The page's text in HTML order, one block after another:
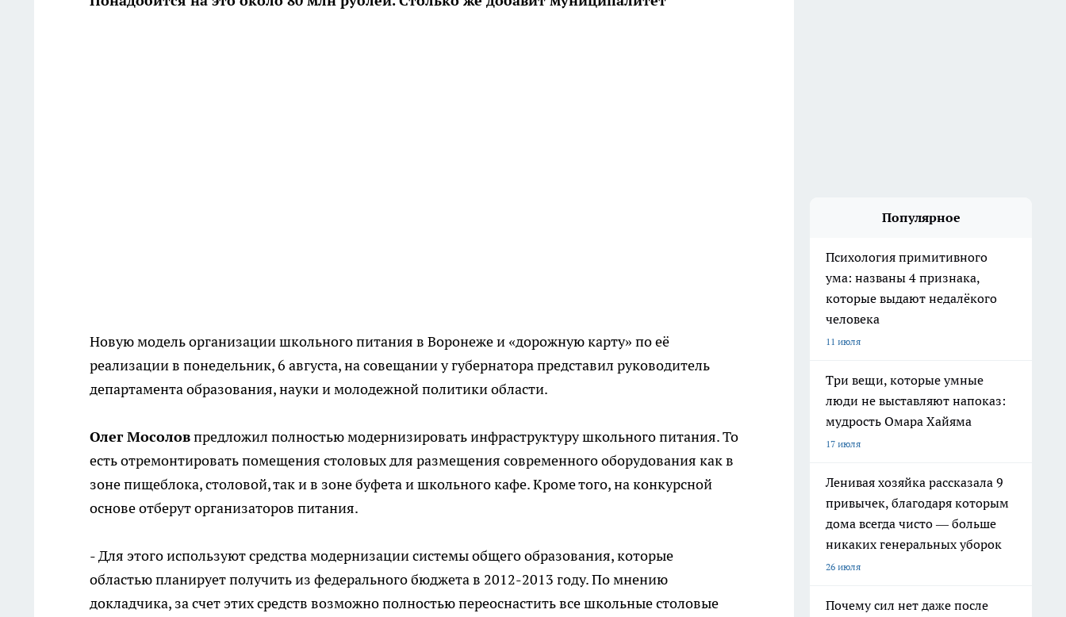
Новую модель организации школьного питания в Воронеже и «дорожную карту» по её
реализации в понедельник, 6 августа, на совещании у губернатора представил руководитель
департамента образования, науки и молодежной политики области.
Олег Мосоловпредложил полностью модернизировать инфраструктуру школьного питания. То
есть отремонтировать помещения столовых для размещения современного оборудования как в
зоне пищеблока, столовой, так и в зоне буфета и школьного кафе. Кроме того, на конкурсной
основе отберут организаторов питания.
- Для этого используют средства модернизации системы общего образования, которые
областью планирует получить из федерального бюджета в 2012-2013 году. По мнению
докладчика, за счет этих средств возможно полностью переоснастить все школьные столовые
Популярное
Психология примитивного
ума: названы 4 признака,
которые выдают недалёкого
человека
11 июля
Три вещи, которые умные
люди не выставляют напоказ:
мудрость Омара Хайяма
17 июля
Ленивая хозяйка рассказала 9
привычек, благодаря которым
дома всегда чисто — больше
никаких генеральных уборок
26 июля
Почему сил нет даже после